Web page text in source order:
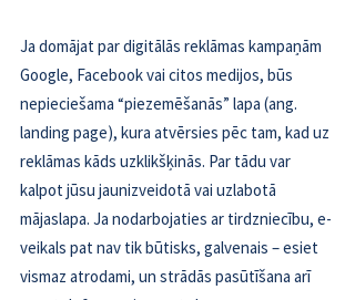
Ja domājat par digitālās reklāmas kampaņām
Google, Facebook vai citos medijos, būs
nepieciešama “piezemēšanās” lapa (ang.
landing page), kura atvērsies pēc tam, kad uz
reklāmas kāds uzklikšķinās. Par tādu var
kalpot jūsu jaunizveidotā vai uzlabotā
mājaslapa. Ja nodarbojaties ar tirdzniecību, e-
veikals pat nav tik būtisks, galvenais – esiet
vismaz atrodami, un strādās pasūtīšana arī